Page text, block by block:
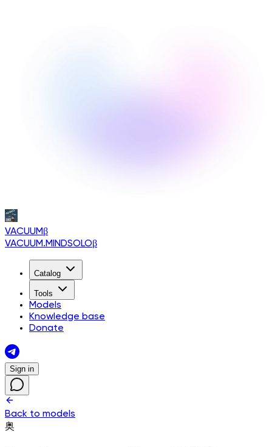
VACUUMβ
VACUUM.MINDSOLOβ
Catalog
Tools
Models
Knowledge base
Donate
Sign in
Back to models
奥